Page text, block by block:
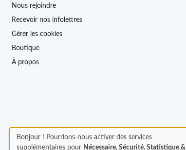
Nous rejoindre
Recevoir nos infolettres
Gérer les cookies
Boutique
À propos
Bonjour ! Pourrions-nous activer des services
supplémentaires pour Nécessaire, Sécurité, Statistique &